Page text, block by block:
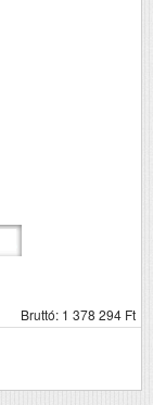
Bruttó: 1 378 294 Ft